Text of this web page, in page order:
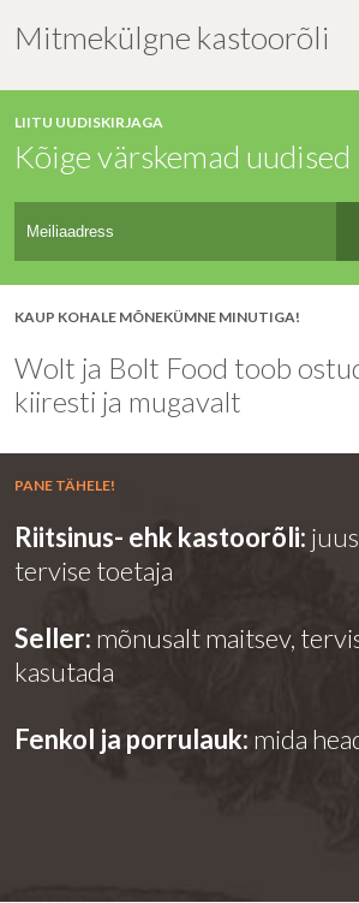
Mitmekülgne kastoorõli
LIITU UUDISKIRJAGA
Kõige värskemad uudised
KAUP KOHALE MÕNEKÜMNE MINUTIGA!
Wolt ja Bolt Food toob
kiiresti ja mugavalt
PANE TÄHELE!
Riitsinus- ehk kastoorõli:
tervise toetaja
Seller: mõnusalt maitsev,
kasutada
Fenkol ja porrulauk: mida